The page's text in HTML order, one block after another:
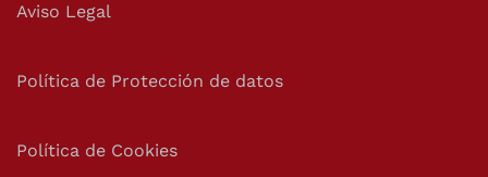
Aviso Legal
Política de Protección de datos
Política de Cookies